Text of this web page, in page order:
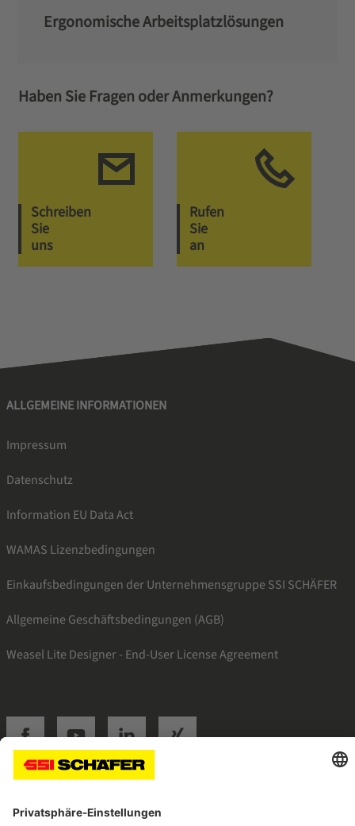
Ergonomische Arbeitsplatzlösungen
Haben Sie Fragen oder Anmerkungen?
Schreiben
Sie
uns
Rufen
Sie
an
ALLGEMEINE INFORMATIONEN
Impressum
Datenschutz
Information EU Data Act
WAMAS Lizenzbedingungen
Einkaufsbedingungen der Unternehmensgruppe SSI SCHÄFER
Allgemeine Geschäftsbedingungen (AGB)
Weasel Lite Designer - End-User License Agreement
SSI facebookSSI youtubeSSI linkedin